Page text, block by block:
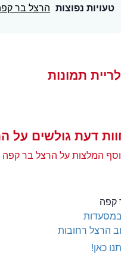
טעויות נפוצות הרצל בר
תמונות
דעת גולשים על
המלצות על הרצל בר קפה
קפה
במסעדות
הרצל רחובות
כאן!